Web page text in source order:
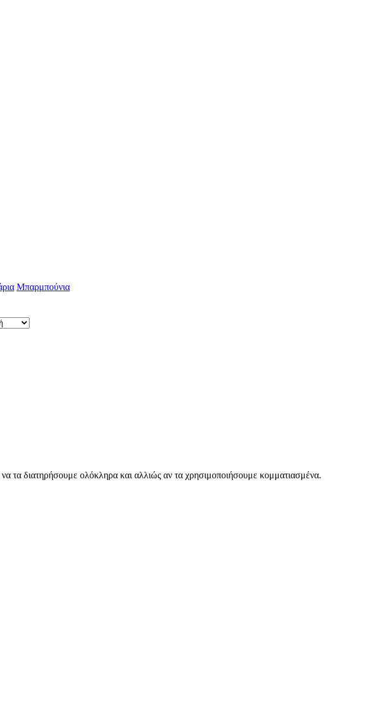
Μπαρμπούνια
τα διατηρήσουμε ολόκληρα και αλλιώς αν τα χρησιμοποιήσουμε κομματιασμένα.